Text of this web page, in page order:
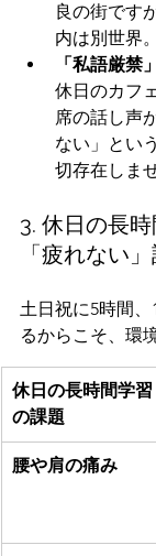
良の街です
内は別世界。
「私語厳禁
休日のカフ
席の話し声
ない」とい
切存在しま
3. 休日の長
「疲れない
土日祝に5時間
るからこそ、環
休日の長時間学習
の課題
腰や肩の痛み